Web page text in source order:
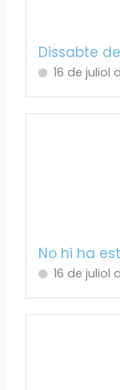
Dissabte
16 de juliol
No hi ha
16 de juliol